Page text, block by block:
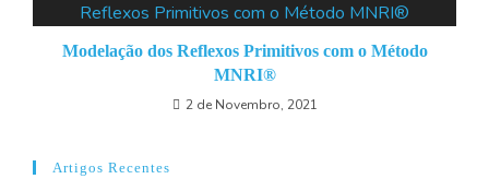
Modelação dos Reflexos Primitivos com o Método
MNRI®
2 de Novembro, 2021
Artigos Recentes